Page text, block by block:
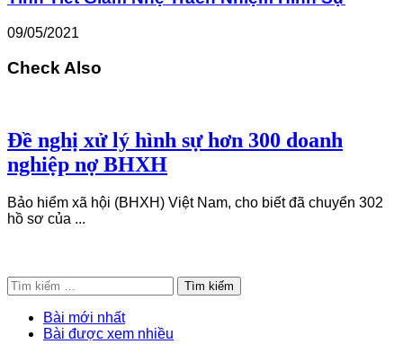
09/05/2021
Check Also
Đề nghị xử lý hình sự hơn 300 doanh
nghiệp nợ BHXH
Bảo hiểm xã hội (BHXH) Việt Nam, cho biết đã chuyển 302
hồ sơ của ...
Tìm
kiếm
cho:
Bài mới nhất
Bài được xem nhiều